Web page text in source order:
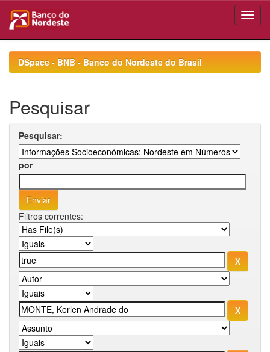
navigationDSpace - BNB - Banco do Nordeste do Brasil
Pesquisar
Pesquisar:
por
Filtros correntes: